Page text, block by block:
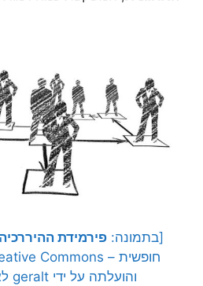
[בתמונה: פירמידת
והועלתה על ידי geralt לאתר Pixabay]